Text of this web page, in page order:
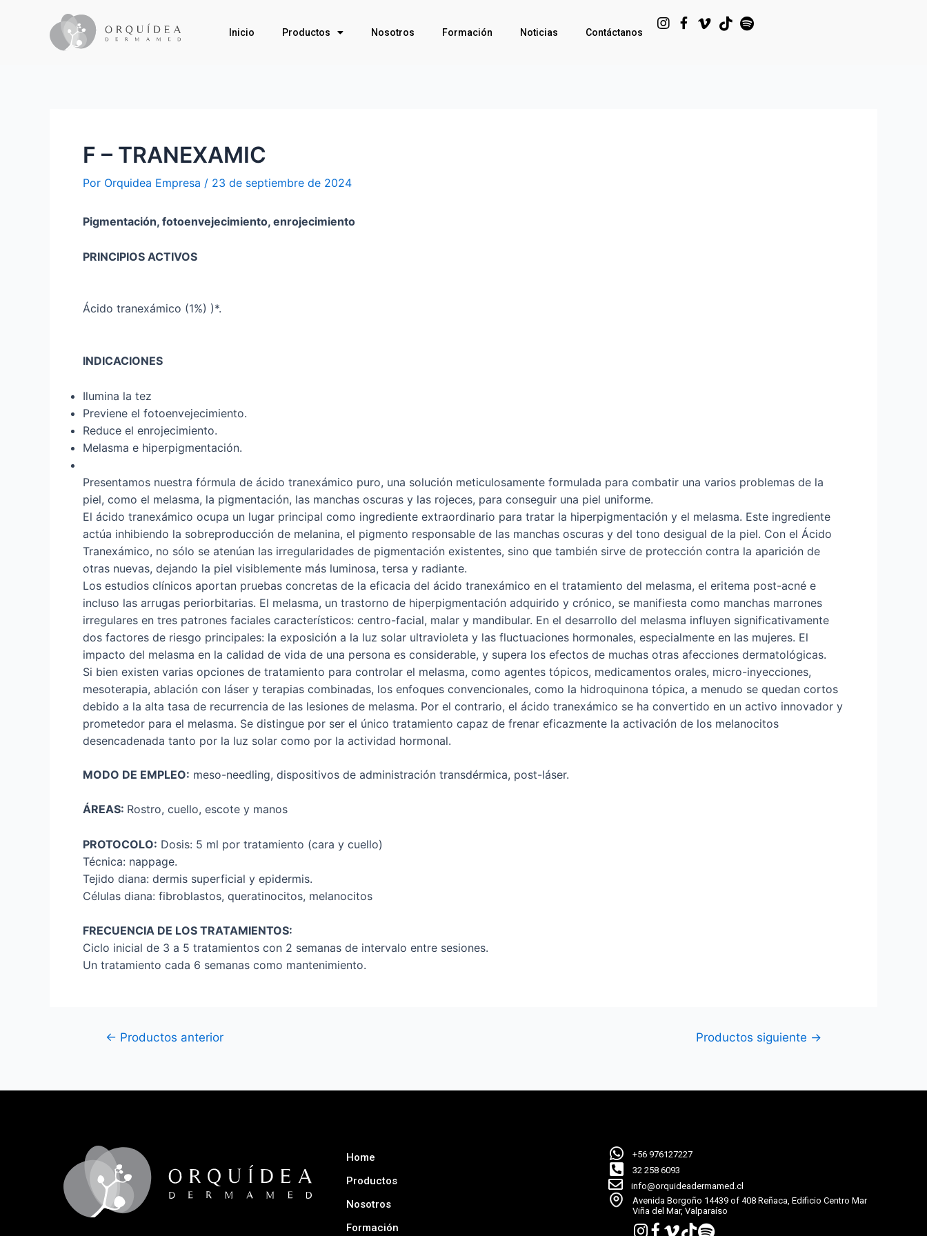
Inicio Productos Nosotros Formación Noticias Contáctanos
F – TRANEXAMIC
Por Orquidea Empresa / 23 de septiembre de 2024
Pigmentación, fotoenvejecimiento, enrojecimiento
PRINCIPIOS ACTIVOS
Ácido tranexámico (1%) )*.
INDICACIONES
Ilumina la tez
Previene el fotoenvejecimiento.
Reduce el enrojecimiento.
Melasma e hiperpigmentación.
Presentamos nuestra fórmula de ácido tranexámico puro, una solución meticulosamente formulada para combatir una varios problemas de la
piel, como el melasma, la pigmentación, las manchas oscuras y las rojeces, para conseguir una piel uniforme.
El ácido tranexámico ocupa un lugar principal como ingrediente extraordinario para tratar la hiperpigmentación y el melasma. Este ingrediente
actúa inhibiendo la sobreproducción de melanina, el pigmento responsable de las manchas oscuras y del tono desigual de la piel. Con el Ácido
Tranexámico, no sólo se atenúan las irregularidades de pigmentación existentes, sino que también sirve de protección contra la aparición de
otras nuevas, dejando la piel visiblemente más luminosa, tersa y radiante.
Los estudios clínicos aportan pruebas concretas de la eficacia del ácido tranexámico en el tratamiento del melasma, el eritema post-acné e
incluso las arrugas periorbitarias. El melasma, un trastorno de hiperpigmentación adquirido y crónico, se manifiesta como manchas marrones
irregulares en tres patrones faciales característicos: centro-facial, malar y mandibular. En el desarrollo del melasma influyen significativamente
dos factores de riesgo principales: la exposición a la luz solar ultravioleta y las fluctuaciones hormonales, especialmente en las mujeres. El
impacto del melasma en la calidad de vida de una persona es considerable, y supera los efectos de muchas otras afecciones dermatológicas.
Si bien existen varias opciones de tratamiento para controlar el melasma, como agentes tópicos, medicamentos orales, micro-inyecciones,
mesoterapia, ablación con láser y terapias combinadas, los enfoques convencionales, como la hidroquinona tópica, a menudo se quedan cortos
debido a la alta tasa de recurrencia de las lesiones de melasma. Por el contrario, el ácido tranexámico se ha convertido en un activo innovador y
prometedor para el melasma. Se distingue por ser el único tratamiento capaz de frenar eficazmente la activación de los melanocitos
desencadenada tanto por la luz solar como por la actividad hormonal.
MODO DE EMPLEO: meso-needling, dispositivos de administración transdérmica, post-láser.
ÁREAS: Rostro, cuello, escote y manos
PROTOCOLO: Dosis: 5 ml por tratamiento (cara y cuello)
Técnica: nappage.
Tejido diana: dermis superficial y epidermis.
Células diana: fibroblastos, queratinocitos, melanocitos
FRECUENCIA DE LOS TRATAMIENTOS:
Ciclo inicial de 3 a 5 tratamientos con 2 semanas de intervalo entre sesiones.
Un tratamiento cada 6 semanas como mantenimiento.
← Productos anterior Productos siguiente →
Home
Productos
Nosotros
Formación
+56 976127227
32 258 6093
info@orquideadermamed.cl
Avenida Borgoño 14439 of 408 Reñaca, Edificio Centro Mar
Viña del Mar, Valparaíso